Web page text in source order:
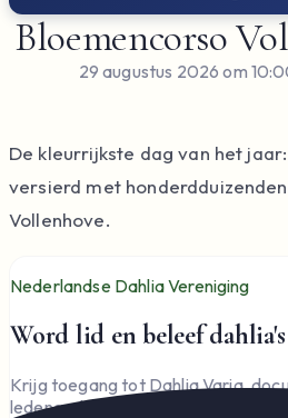
Bloemencorso
29 augustus 2026 om
De kleurrijkste dag van het
versierd met
Vollenhove.
Nederlandse Dahlia Vereniging
Word lid en beleef
Krijg toegang tot Dahlia Varia,
ledengedeelte — en steun de